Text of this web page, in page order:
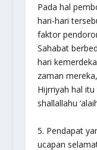
Pada hal
hari-hari
faktor
Sahabat
hari
zaman
Hijrriyah hal
shallallahu
5. Pendapat
ucapan